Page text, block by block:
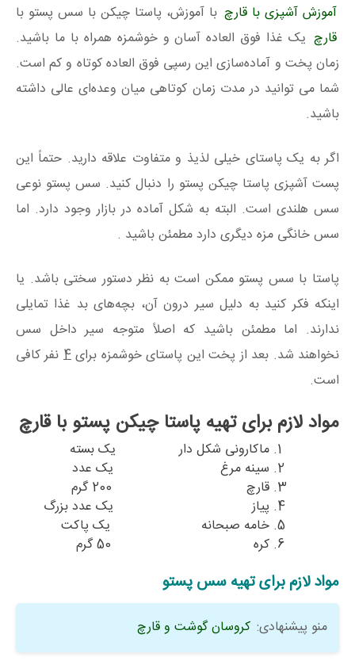
آموزش آشپزی با قارچ با آموزش، پاستا چیکن با سس پستو با
قارچ یک غذا فوق العاده آسان و خوشمزه همراه با ما باشید.
زمان پخت و آماده‌سازی این رسپی فوق العاده کوتاه و کم است.
شما می توانید در مدت زمان کوتاهی میان وعده‌ای عالی داشته
باشید.
اگر به یک پاستای خیلی لذیذ و متفاوت علاقه دارید. حتماً این
پست آشپزی پاستا چیکن پستو را دنبال کنید. سس پستو نوعی
سس هلندی است. البته به شکل آماده در بازار وجود دارد. اما
سس خانگی مزه دیگری دارد مطمئن باشید .
پاستا با سس پستو ممکن است به نظر دستور سختی باشد. یا
اینکه فکر کنید به دلیل سیر درون آن، بچه‌های بد غذا تمایلی
ندارند. اما مطمئن باشید که اصلاً متوجه سیر داخل سس
نخواهند شد. بعد از پخت این پاستای خوشمزه برای4 نفر کافی
است.
مواد لازم برای تهیه پاستا چیکن پستو با قارچ
ماکارونی شکل دار یک بسته
سینه مرغ یک عدد
قارچ 200 گرم
پیاز یک عدد بزرگ
خامه صبحانه یک پاکت
کره 50 گرم
مواد لازم برای تهیه سس پستو
منو پیشنهادی: کروسان گوشت و قارچ